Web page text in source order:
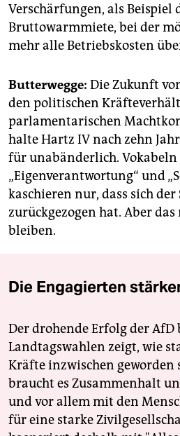
Verschärfungen, als Beispiel
Bruttowarmmiete, bei der
mehr alle Betriebskosten
Butterwegge: Die Zukunft
den politischen
parlamentarischen
halte Hartz IV nach zehn
für unabänderlich. Vokabeln
„Eigenverantwortung“ und
kaschieren nur, dass sich
zurückgezogen hat. Aber das
bleiben.
Die Engagierten
Der drohende Erfolg der
Landtagswahlen zeigt, wie
Kräfte inzwischen geworden
braucht es Zusammenhalt
und vor allem mit den
für eine starke